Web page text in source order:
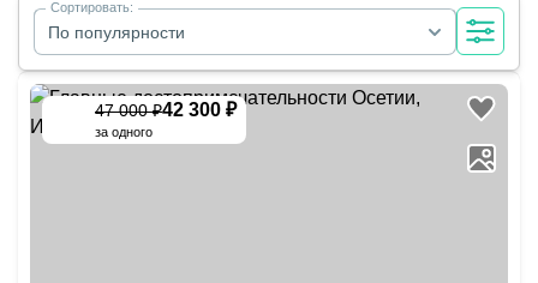
По популярности
Сортировать:
47 000 ₽42 300 ₽
за одного